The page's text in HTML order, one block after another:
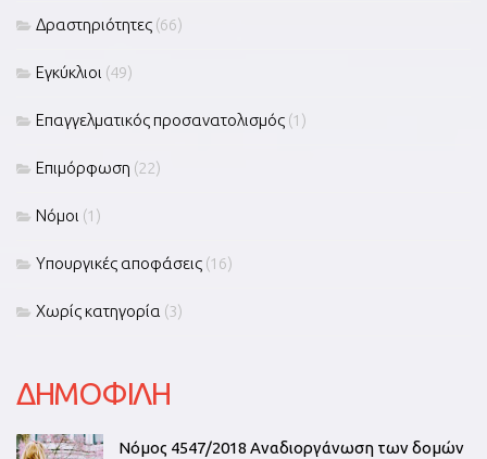
Δραστηριότητες (66)
Εγκύκλιοι (49)
Επαγγελματικός προσανατολισμός (1)
Επιμόρφωση (22)
Νόμοι (1)
Υπουργικές αποφάσεις (16)
Χωρίς κατηγορία (3)
ΔΗΜΟΦΙΛΗ
Νόμος 4547/2018 Αναδιοργάνωση των δομών